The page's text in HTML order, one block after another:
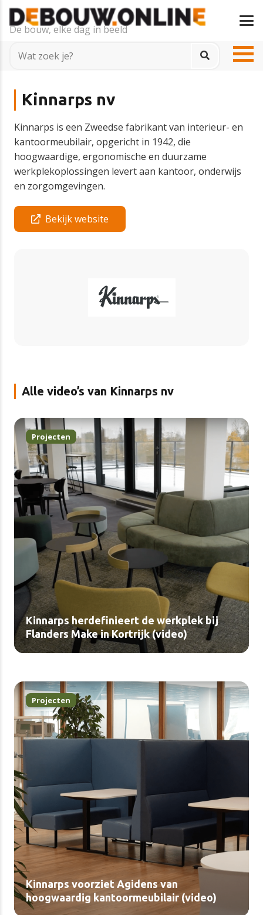
De bouw, elke dag in beeld
Kinnarps nv
Kinnarps is een Zweedse fabrikant van interieur- en
kantoormeubilair, opgericht in 1942, die
hoogwaardige, ergonomische en duurzame
werkplekoplossingen levert aan kantoor, onderwijs
en zorgomgevingen.
Bekijk website
Alle video’s van Kinnarps nv
Projecten
Kinnarps herdefinieert de werkplek bij
Flanders Make in Kortrijk (video)
Projecten
Kinnarps voorziet Agidens van
hoogwaardig kantoormeubilair (video)